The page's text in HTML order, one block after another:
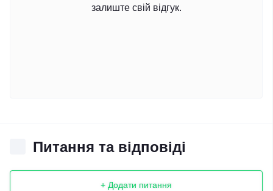
залиште свій відгук.
Питання та відповіді
+ Додати питання